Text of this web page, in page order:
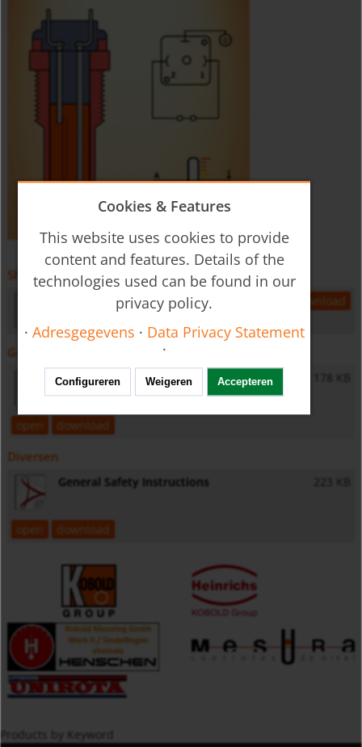
Sheet Specificatieblad
tbs-gb-temperature 140 KB download
Gebruiksaanwijzing
TBS - Operating Instructions 178 KB
open download
Diversen
General Safety Instructions 223 KB
open download
Products by Keyword
Cookies & Features
This website uses cookies to provide
content and features. Details of the
technologies used can be found in our
privacy policy.
· Adresgegevens · Data Privacy Statement
·
Configureren Weigeren Accepteren